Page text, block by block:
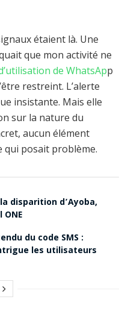
étaient là. Une
que mon activité ne
de WhatsApp
restreint. L’alerte
insistante. Mais elle
sur la nature du
aucun élément
qui posait problème.
disparition d’Ayoba,
du code SMS :
les utilisateurs